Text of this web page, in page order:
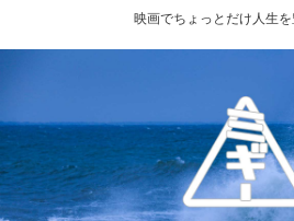
映画でちょっとだけ人生